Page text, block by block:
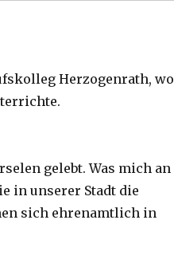
Herzogenrath, wo
gelebt. Was mich an
in unserer Stadt die
sich ehrenamtlich in